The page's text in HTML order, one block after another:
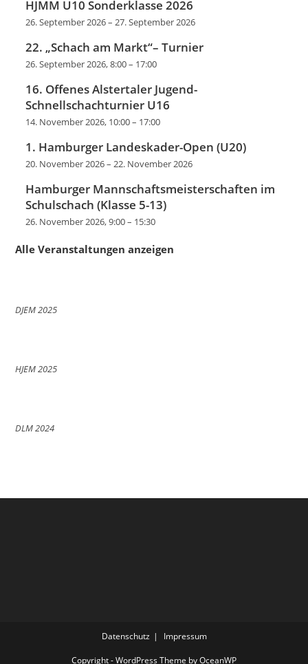
HJMM U10 Sonderklasse 2026
26. September 2026–27. September 2026
22. „Schach am Markt“– Turnier
26. September 2026, 8:00– 17:00
16. Offenes Alstertaler Jugend-
Schnellschachturnier U16
14. November 2026, 10:00– 17:00
1. Hamburger Landeskader-Open (U20)
20. November 2026–22. November 2026
Hamburger Mannschaftsmeisterschaften im
Schulschach (Klasse 5-13)
26. November 2026, 9:00– 15:30
Alle Veranstaltungen anzeigen
DJEM 2025
HJEM 2025
DLM 2024
Datenschutz Impressum
Copyright - WordPress Theme by OceanWP